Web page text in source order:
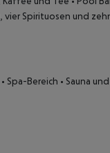
Spirituosen und
• Spa-Bereich • Sauna